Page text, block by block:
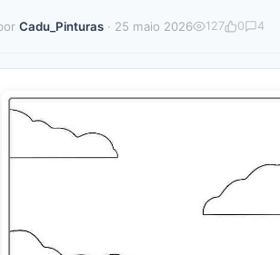
Cadu_Pinturas· 25 maio 2026 127 0 4